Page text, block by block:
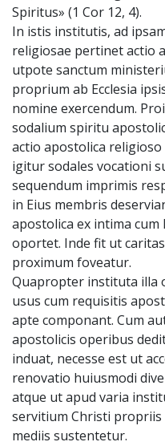
Spiritus» (1 Cor 12, 4).
In istis institutis, ad
religiosae pertinet actio
utpote sanctum
proprium ab Ecclesia
nomine exercendum.
sodalium spiritu
actio apostolica
igitur sodales vocationi
sequendum imprimis
in Eius membris
apostolica ex intima
oportet. Inde fit ut
proximum foveatur.
Quapropter instituta illa
usus cum requisitis
apte componant. Cum
apostolicis operibus
induat, necesse est ut
renovatio huiusmodi
atque ut apud varia
servitium Christi
mediis sustentetur.